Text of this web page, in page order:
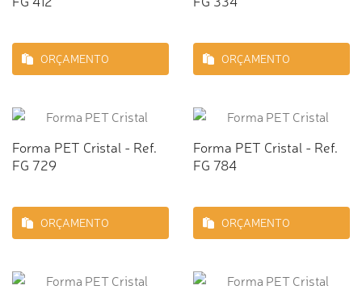
ORÇAMENTO ORÇAMENTO
Forma PET Cristal - Ref.
FG 729
ORÇAMENTO
Forma PET Cristal - Ref.
FG 784
ORÇAMENTO